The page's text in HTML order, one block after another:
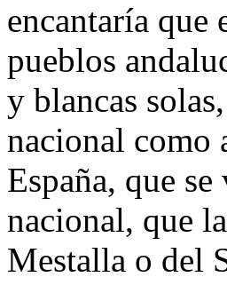
encantaría que
pueblos
y blancas
nacional como
España, que
nacional, que
Mestalla o del